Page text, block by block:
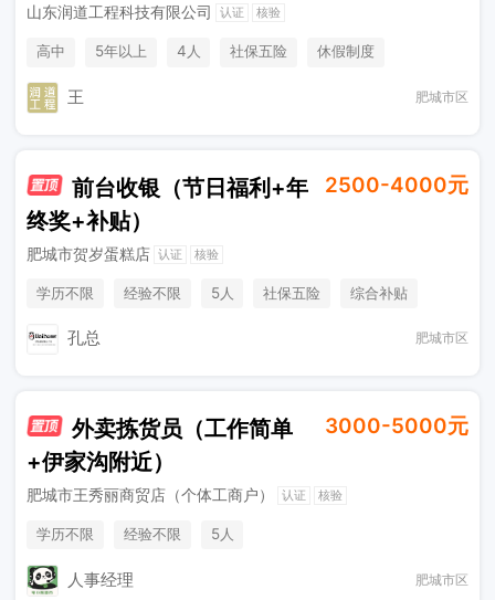
山东润道工程科技有限公司 认证 核验
高中 5年以上 4人 社保五险
休假制度
加班补助
王 肥城市区
前台收银（节日福利+年
终奖+补贴）
2500-4000元
肥城市贺岁蛋糕店 认证 核验
学历不限 经验不限 5人 社保五险
综合补贴
孔总 肥城市区
外卖拣货员（工作简单
+伊家沟附近）
3000-5000元
肥城市王秀丽商贸店（个体工商户） 认证 核验
学历不限 经验不限 5人
人事经理 肥城市区